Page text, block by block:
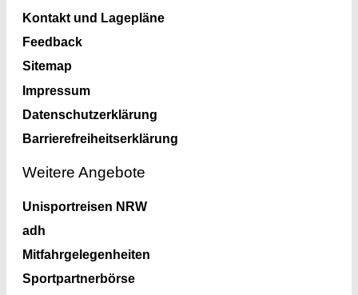
Kontakt und Lagepläne
Feedback
Sitemap
Impressum
Datenschutzerklärung
Barrierefreiheitserklärung
Weitere Angebote
Unisportreisen NRW
adh
Mitfahrgelegenheiten
Sportpartnerbörse